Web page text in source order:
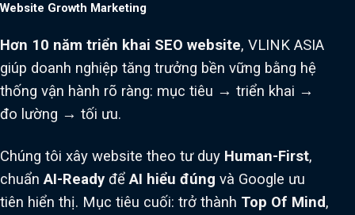
Website Growth Marketing
Hơn 10 năm triển khai SEO website, VLINK ASIA
giúp doanh nghiệp tăng trưởng bền vững bằng hệ
thống vận hành rõ ràng: mục tiêu → triển khai →
đo lường → tối ưu.
Chúng tôi xây website theo tư duy Human-First,
chuẩnAI-Ready đểAI hiểu đúng và Google ưu
tiên hiển thị. Mục tiêu cuối: trở thành Top Of Mind,